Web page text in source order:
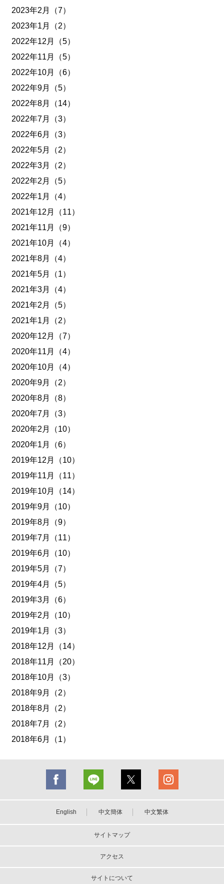
2023年2月（7）
2023年1月（2）
2022年12月（5）
2022年11月（5）
2022年10月（6）
2022年9月（5）
2022年8月（14）
2022年7月（3）
2022年6月（3）
2022年5月（2）
2022年3月（2）
2022年2月（5）
2022年1月（4）
2021年12月（11）
2021年11月（9）
2021年10月（4）
2021年8月（4）
2021年5月（1）
2021年3月（4）
2021年2月（5）
2021年1月（2）
2020年12月（7）
2020年11月（4）
2020年10月（4）
2020年9月（2）
2020年8月（8）
2020年7月（3）
2020年2月（10）
2020年1月（6）
2019年12月（10）
2019年11月（11）
2019年10月（14）
2019年9月（10）
2019年8月（9）
2019年7月（11）
2019年6月（10）
2019年5月（7）
2019年4月（5）
2019年3月（6）
2019年2月（10）
2019年1月（3）
2018年12月（14）
2018年11月（20）
2018年10月（3）
2018年9月（2）
2018年8月（2）
2018年7月（2）
2018年6月（1）
English 中文簡体 中文繁体
サイトマップ
アクセス
サイトについて